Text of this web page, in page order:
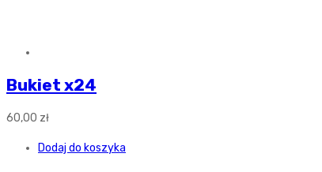
Bukiet x24
60,00 zł
Dodaj do koszyka